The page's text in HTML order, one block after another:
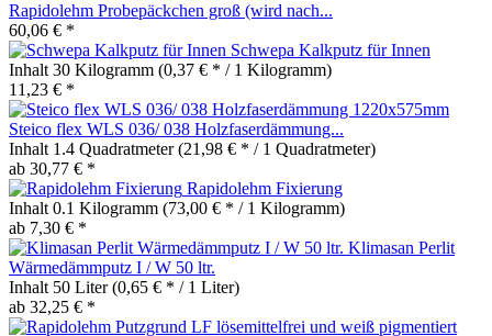
Rapidolehm Probepäckchen groß (wird nach...
60,06 € *
Schwepa Kalkputz für Innen
Inhalt 30 Kilogramm (0,37 € * / 1 Kilogramm)
11,23 € *
Steico flex WLS 036/ 038 Holzfaserdämmung...
Inhalt 1.4 Quadratmeter(21,98 € * / 1 Quadratmeter)
ab 30,77 € *
Rapidolehm Fixierung
Inhalt 0.1 Kilogramm (73,00 € * / 1 Kilogramm)
ab 7,30 € *
Klimasan Perlit
Wärmedämmputz I / W 50 ltr.
Inhalt 50 Liter(0,65 € * / 1 Liter)
ab 32,25 € *